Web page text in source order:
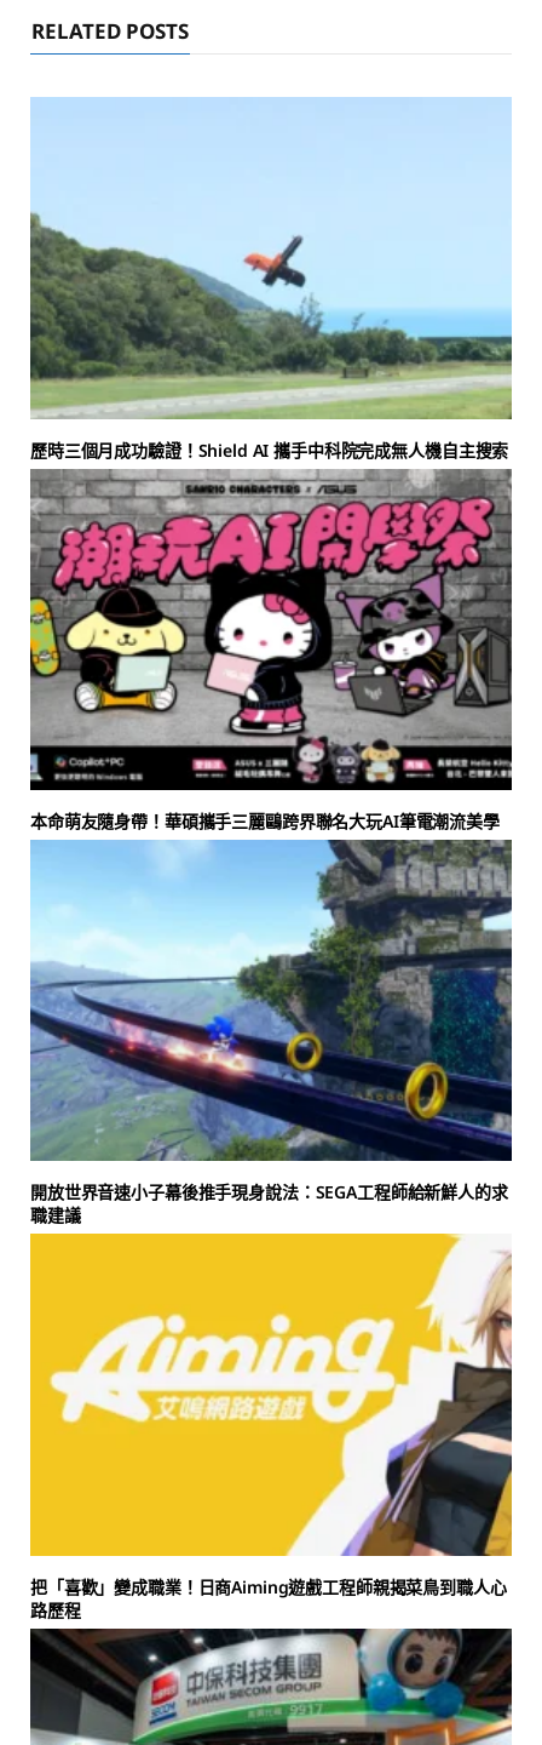
RELATED POSTS
歷時三個月成功驗證！Shield AI 攜手中科院完成無人機自主搜索
本命萌友隨身帶！華碩攜手三麗鷗跨界聯名大玩AI筆電潮流美學
開放世界音速小子幕後推手現身說法：SEGA工程師給新鮮人的求
職建議
把「喜歡」變成職業！日商Aiming遊戲工程師親揭菜鳥到職人心
路歷程